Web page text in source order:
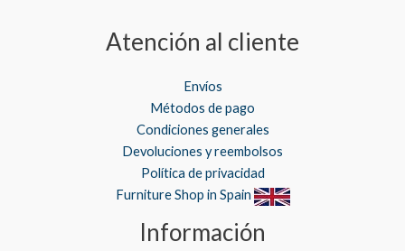
Atención al cliente
Envíos
Métodos de pago
Condiciones generales
Devoluciones y reembolsos
Política de privacidad
Furniture Shop in Spain
Información